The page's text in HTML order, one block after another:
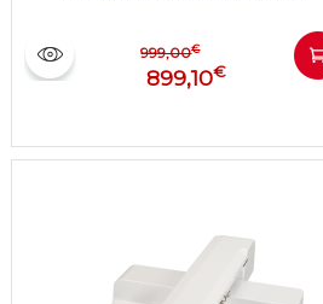
999,00€
899,10€